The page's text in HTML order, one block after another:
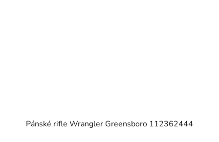
Pánské rifle Wrangler Greensboro 112362444